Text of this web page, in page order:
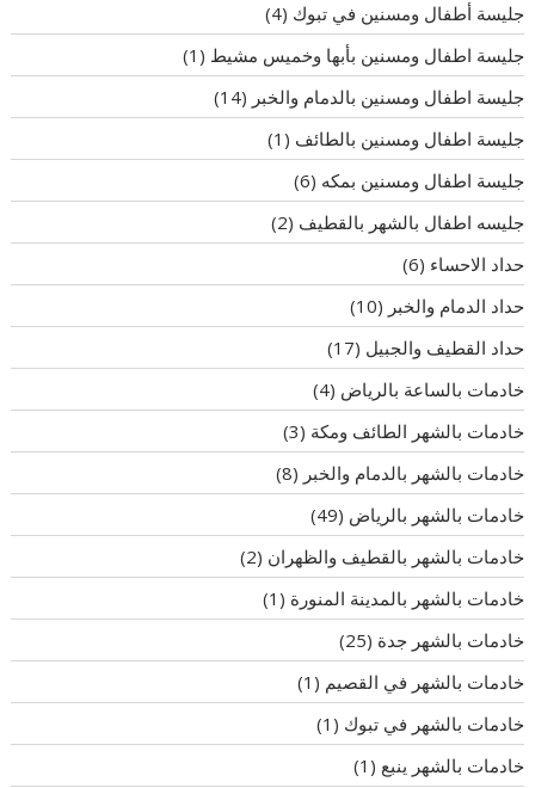
جليسة أطفال ومسنين في تبوك (4)
جليسة اطفال ومسنين بأبها وخميس مشيط (1)
جليسة اطفال ومسنين بالدمام والخبر (14)
جليسة اطفال ومسنين بالطائف (1)
جليسة اطفال ومسنين بمكه (6)
جليسه اطفال بالشهر بالقطيف (2)
حداد الاحساء (6)
حداد الدمام والخبر (10)
حداد القطيف والجبيل (17)
خادمات بالساعة بالرياض (4)
خادمات بالشهر الطائف ومكة (3)
خادمات بالشهر بالدمام والخبر (8)
خادمات بالشهر بالرياض (49)
خادمات بالشهر بالقطيف والظهران (2)
خادمات بالشهر بالمدينة المنورة (1)
خادمات بالشهر جدة (25)
خادمات بالشهر في القصيم (1)
خادمات بالشهر في تبوك (1)
خادمات بالشهر ينبع (1)